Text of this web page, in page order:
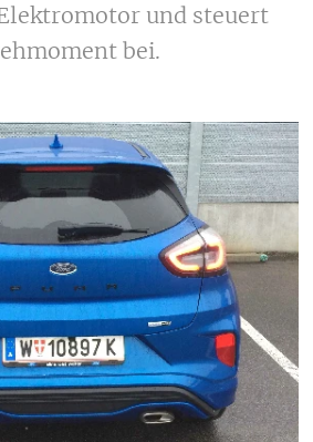
und steuert
bei.